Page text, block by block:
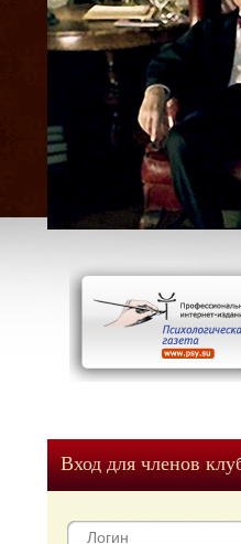
Вход для членов